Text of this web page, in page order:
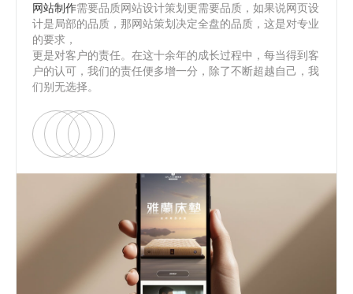
网站制作需要品质网站设计策划更需要品质，如果说网页设
计是局部的品质，那网站策划决定全盘的品质，这是对专业
的要求，
更是对客户的责任。在这十余年的成长过程中，每当得到客
户的认可，我们的责任便多增一分，除了不断超越自己，我
们别无选择。